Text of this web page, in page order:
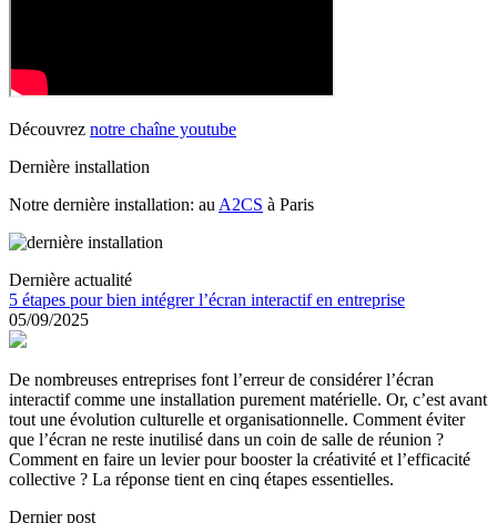
Découvrez notre chaîne youtube
Dernière installation
Notre dernière installation: au A2CS à Paris
Dernière actualité
5 étapes pour bien intégrer l’écran interactif en entreprise
05/09/2025
De nombreuses entreprises font l’erreur de considérer l’écran
interactif comme une installation purement matérielle. Or, c’est avant
tout une évolution culturelle et organisationnelle. Comment éviter
que l’écran ne reste inutilisé dans un coin de salle de réunion ?
Comment en faire un levier pour booster la créativité et l’efficacité
collective ? La réponse tient en cinq étapes essentielles.
Dernier post